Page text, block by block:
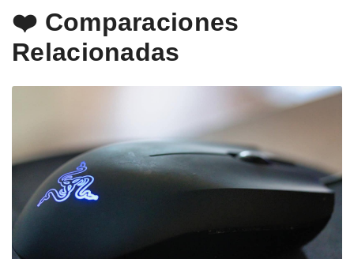
❤️ Comparaciones
Relacionadas